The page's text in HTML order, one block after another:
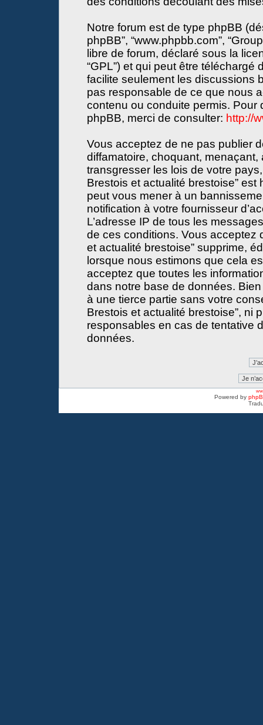
Notre forum est de type phpBB
phpBB”, “www.phpbb.com”,
libre de forum, déclaré sous la
“GPL”) et qui peut être téléchargé
facilite seulement les discussions
pas responsable de ce que nous
contenu ou conduite permis. Pour
phpBB, merci de consulter: http://
Vous acceptez de ne pas publier
diffamatoire, choquant,
transgresser les lois de votre
Brestois et actualité brestoise”
peut vous mener à un
notification à votre fournisseur
L’adresse IP de tous les
de ces conditions. Vous acceptez
et actualité brestoise” supprime,
lorsque nous estimons que cela
acceptez que toutes les
dans notre base de données.
à une tierce partie sans votre
Brestois et actualité brestoise”, ni
responsables en cas de tentative
données.
Powered by